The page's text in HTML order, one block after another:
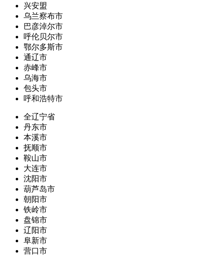
兴安盟
乌兰察布市
巴彦淖尔市
呼伦贝尔市
鄂尔多斯市
通辽市
赤峰市
乌海市
包头市
呼和浩特市
全辽宁省
丹东市
本溪市
抚顺市
鞍山市
大连市
沈阳市
葫芦岛市
朝阳市
铁岭市
盘锦市
辽阳市
阜新市
营口市